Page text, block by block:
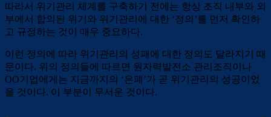
따라서 위기관리 체계를 구축하기 전에는 항상 조직 내부와 외
부에서 합의된 위기와 위기관리에 대한 ‘정의’를 먼저 확인하
고 규정하는 것이 매우 중요하다.
이런 정의에 따라 위기관리의 성패에 대한 정의도 달라지기 때
문이다. 위의 정의들에 따르면 원자력발전소 관리조직이나
OO기업에게는 지금까지의 ‘은폐’가 곧 위기관리의 성공이었
을 것이다. 이 부분이 무서운 것이다.